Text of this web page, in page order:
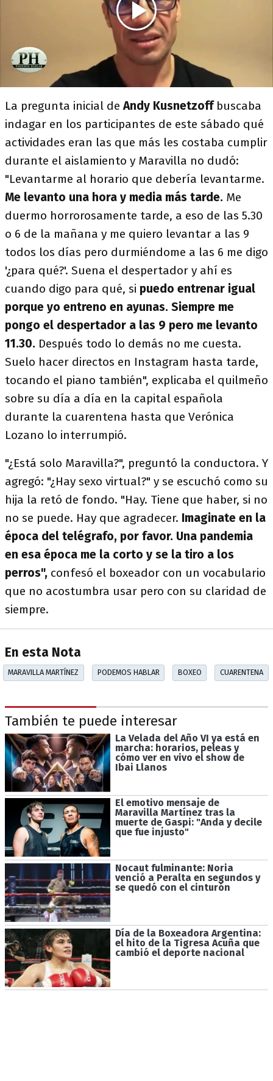
La pregunta inicial deAndy Kusnetzoffbuscaba
indagar en los participantes de este sábado qué
actividades eran las que más les costaba cumplir
durante el aislamiento y Maravilla no dudó:
"Levantarme al horario que debería levantarme.
Me levanto una hora y media más tarde. Me
duermo horrorosamente tarde, a eso de las 5.30
o 6 de la mañana y me quiero levantar a las 9
todos los días pero durmiéndome a las 6 me digo
'¿para qué?'. Suena el despertador y ahí es
cuando digo para qué, si puedo entrenar igual
porque yo entreno en ayunas. Siempre me
pongo el despertador a las 9 pero me levanto
11.30. Después todo lo demás no me cuesta.
Suelo hacer directos en Instagram hasta tarde,
tocando el piano también", explicaba el quilmeño
sobre su día a día en la capital española
durante la cuarentena hasta que Verónica
Lozano lo interrumpió.
"¿Está solo Maravilla?", preguntó la conductora. Y
agregó: "¿Hay sexo virtual?" y se escuchó como su
hija la retó de fondo. "Hay. Tiene que haber, si no
no se puede. Hay que agradecer. Imaginate en la
época del telégrafo, por favor. Una pandemia
en esa época me la corto y se la tiro a los
perros", confesó el boxeador con un vocabulario
que no acostumbra usar pero con su claridad de
siempre.
En esta Nota
MARAVILLA MARTÍNEZ PODEMOS HABLAR BOXEO CUARENTENA
También te puede interesar
La Velada del Año VI ya está en
marcha: horarios, peleas y
cómo ver en vivo el show de
Ibai Llanos
El emotivo mensaje de
Maravilla Martínez tras la
muerte de Gaspi: "Anda y decile
que fue injusto"
Nocaut fulminante: Noria
venció a Peralta en segundos y
se quedó con el cinturón
Día de la Boxeadora Argentina:
el hito de la Tigresa Acuña que
cambió el deporte nacional